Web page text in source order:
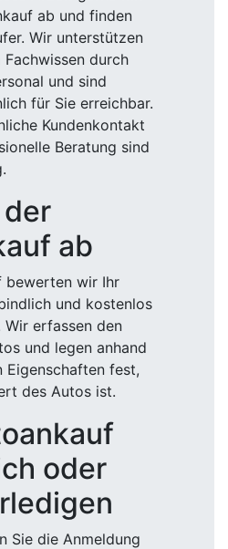
ab und finden
Wir unterstützen
Fachwissen durch
und sind
für Sie erreichbar.
Kundenkontakt
Beratung sind
ab
bewerten wir Ihr
und kostenlos
erfassen den
und legen anhand
Eigenschaften fest,
des Autos ist.
oder
Sie die Anmeldung